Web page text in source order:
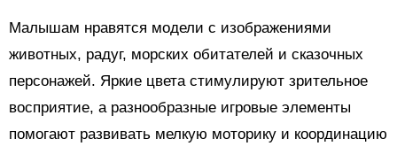
Малышам нравятся модели с изображениями
животных, радуг, морских обитателей и сказочных
персонажей. Яркие цвета стимулируют зрительное
восприятие, а разнообразные игровые элементы
помогают развивать мелкую моторику и координацию